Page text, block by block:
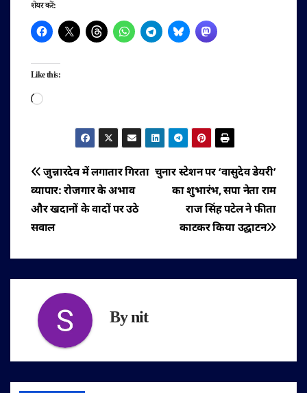
शेयर करें:
Like this:
Loading…
पोस्ट
नेविगेशन
चुनार स्टेशन पर ‘वासुदेव डेयरी’
का शुभारंभ, सपा नेता राम
राज सिंह पटेल ने फीता
काटकर किया उद्घाटन
जुन्नारदेव में लगातार गिरता
व्यापार: रोजगार के अभाव
और खदानों के वादों पर उठे
सवाल
Bynit